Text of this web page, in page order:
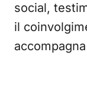
social,
il